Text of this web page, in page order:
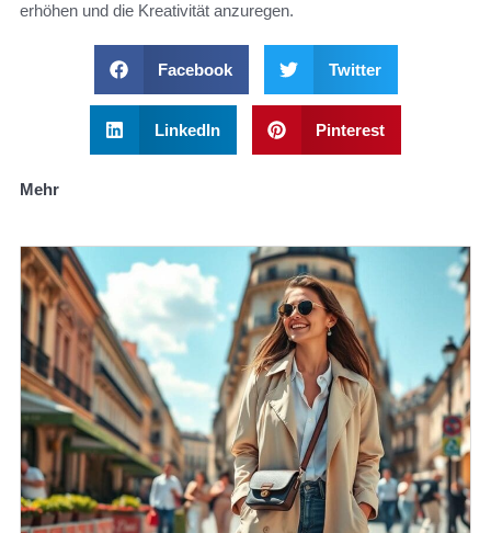
erhöhen und die Kreativität anzuregen.
Facebook Twitter
LinkedIn Pinterest
Mehr